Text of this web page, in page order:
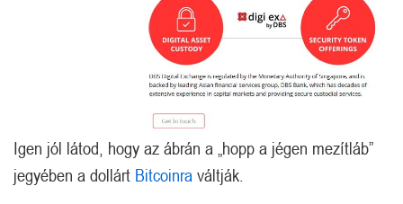
Igen jól látod, hogy az ábrán a „hopp a jégen mezítláb”
jegyében a dollárt Bitcoinra váltják.